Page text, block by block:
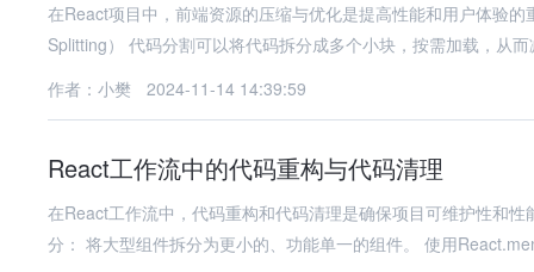
在React项目中，前端资源的压缩与优化是提高性能和用户体验
Splitting） 代码分割可以将代码拆分成多个小块，按需加载，从而
作者：小樊
2024-11-14 14:39:59
React工作流中的代码重构与代码清理
在React工作流中，代码重构和代码清理是确保项目可维护性和性能
分： 将大型组件拆分为更小的、功能单一的组件。 使用